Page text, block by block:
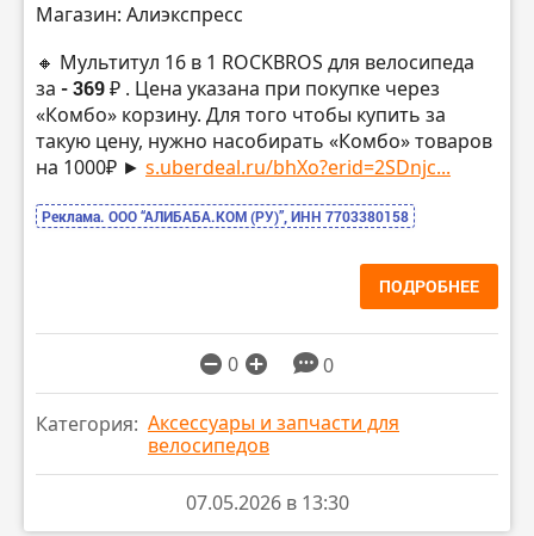
Магазин: Алиэкспресс
🔸 Мультитул 16 в 1 ROCKBROS для велосипеда
за - 369 ₽ . Цена указана при покупке через
«Комбо» корзину. Для того чтобы купить за
такую цену, нужно насобирать «Комбо» товаров
на 1000₽ ► s.uberdeal.ru/bhXo?erid=2SDnjc...
Реклама. ООО “АЛИБАБА.КОМ (РУ)”, ИНН 7703380158
ПОДРОБНЕЕ
0 0
Категория: Аксессуары и запчасти для
велосипедов
07.05.2026 в 13:30